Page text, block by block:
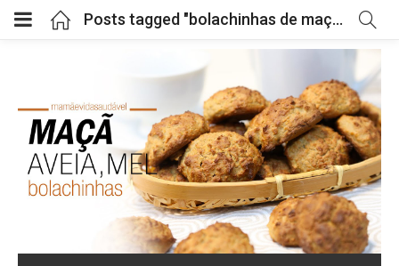
Posts tagged "bolachinhas de maçã"